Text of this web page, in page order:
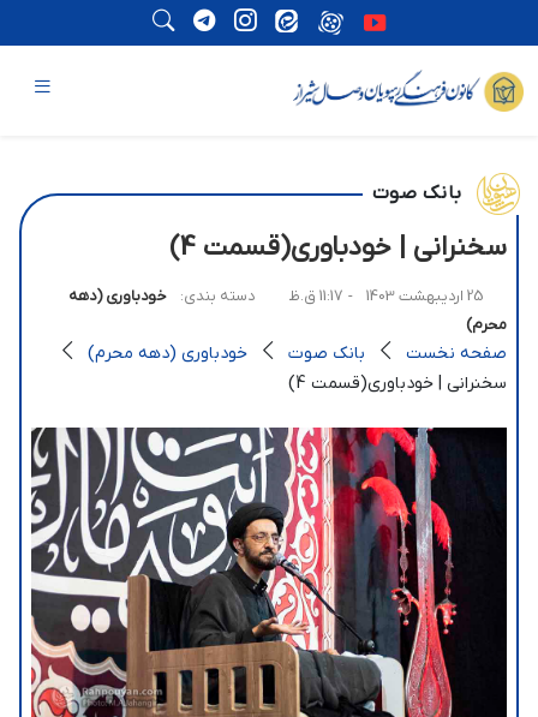
بانک صوت
سخنرانی | خودباوری(قسمت 4)
25 اردیبهشت 1403 - 11:17 ق.ظ دسته بندی:
خودباوری (دهه
محرم)
صفحه نخست بانک صوت
خودباوری (دهه محرم)
سخنرانی | خودباوری(قسمت 4)